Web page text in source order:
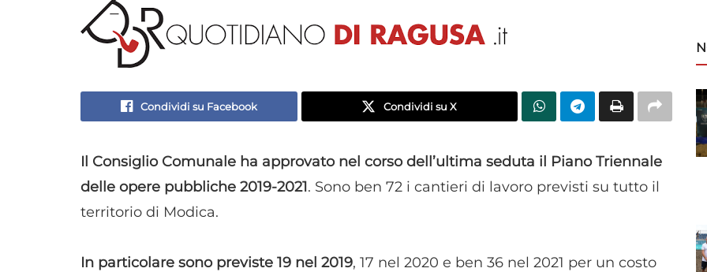
Condividi su Facebook Condividi su X
Il Consiglio Comunale ha approvato nel corso dell’ultima seduta il Piano Triennale
delle opere pubbliche 2019-2021. Sono ben 72 i cantieri di lavoro previsti su tutto il
territorio di Modica.
In particolare sono previste 19 nel 2019, 17 nel 2020 e ben 36 nel 2021 per un costo